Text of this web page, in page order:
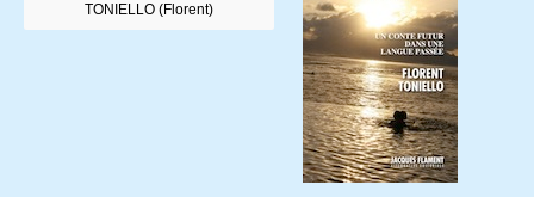
TONIELLO (Florent)